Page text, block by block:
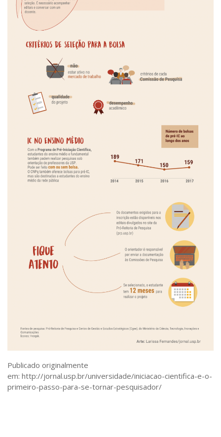
Publicado originalmente
em: http://jornal.usp.br/universidade/iniciacao-cientifica-e-o-
primeiro-passo-para-se-tornar-pesquisador/